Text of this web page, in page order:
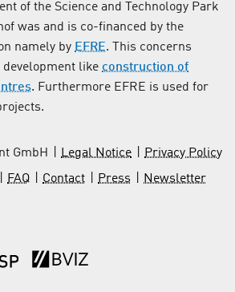
of the Science and Technology Park
was and is co-financed by the
namely by EFRE. This concerns
like construction of
. Furthermore EFRE is used for
GmbH Legal Notice
Privacy Policy
FAQ Contact Press
Newsletter